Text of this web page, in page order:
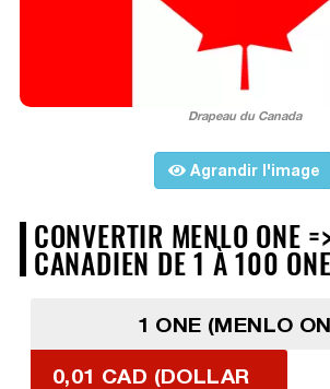
Drapeau du Canada
Agrandir l'image
CONVERTIR MENLO ONE
CANADIEN DE 1 À 100
1 ONE (MENLO
0,01 CAD (DOLLAR